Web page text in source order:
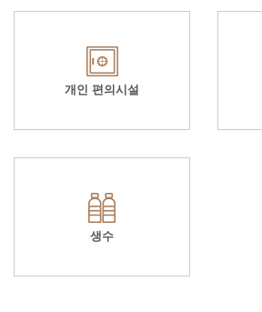
개인 편의시설
생수